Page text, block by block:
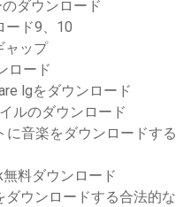
ダウンロード
ード9、10
ャップ
ロード
lgをダウンロード
ルのダウンロード
に音楽をダウンロードする
料ダウンロード
ダウンロードする合法的な